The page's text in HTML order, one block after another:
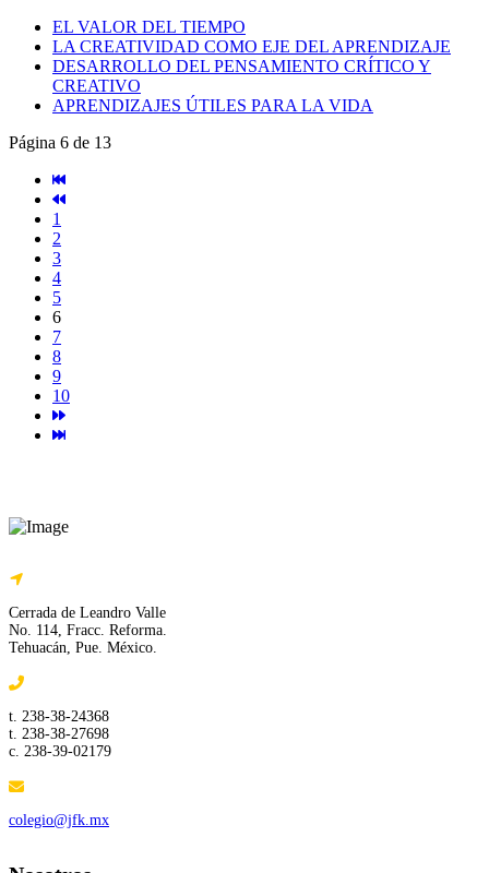
EL VALOR DEL TIEMPO
LA CREATIVIDAD COMO EJE DEL APRENDIZAJE
DESARROLLO DEL PENSAMIENTO CRÍTICO Y
CREATIVO
APRENDIZAJES ÚTILES PARA LA VIDA
Página 6 de 13
1
2
3
4
5
6
7
8
9
10
Cerrada de Leandro Valle
No. 114, Fracc. Reforma.
Tehuacán, Pue. México.
t. 238-38-24368
t. 238-38-27698
c. 238-39-02179
colegio@jfk.mx